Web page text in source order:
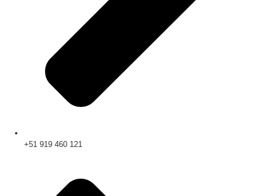
+51 919 460 121